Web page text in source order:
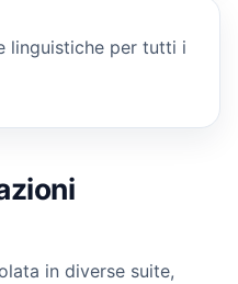
linguistiche per tutti i
in diverse suite,